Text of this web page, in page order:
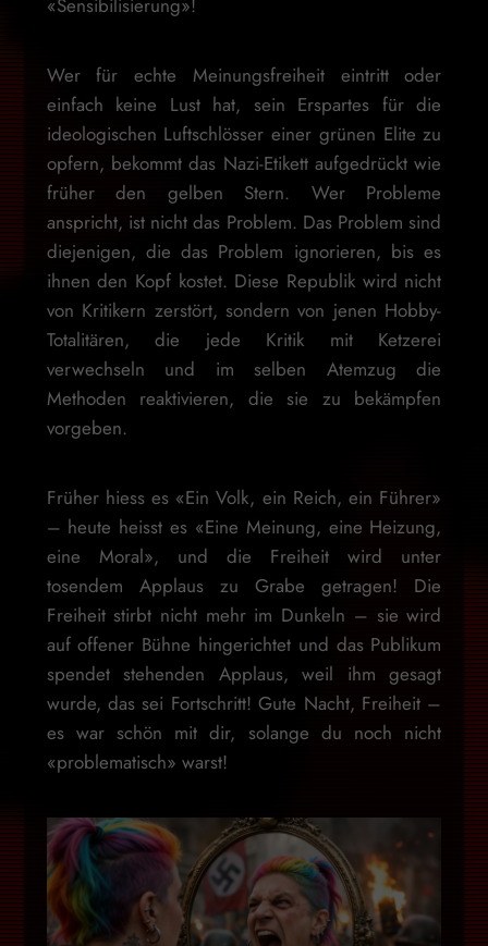
«Sensibilisierung»!
Wer für echte Meinungsfreiheit eintritt oder
einfach keine Lust hat, sein Erspartes für die
ideologischen Luftschlösser einer grünen Elite zu
opfern, bekommt das Nazi-Etikett aufgedrückt wie
früher den gelben Stern. Wer Probleme
anspricht, ist nicht das Problem. Das Problem sind
diejenigen, die das Problem ignorieren, bis es
ihnen den Kopf kostet. Diese Republik wird nicht
von Kritikern zerstört, sondern von jenen Hobby-
Totalitären, die jede Kritik mit Ketzerei
verwechseln und im selben Atemzug die
Methoden reaktivieren, die sie zu bekämpfen
vorgeben.
Früher hiess es «Ein Volk, ein Reich, ein Führer»
– heute heisst es «Eine Meinung, eine Heizung,
eine Moral», und die Freiheit wird unter
tosendem Applaus zu Grabe getragen! Die
Freiheit stirbt nicht mehr im Dunkeln – sie wird
auf offener Bühne hingerichtet und das Publikum
spendet stehenden Applaus, weil ihm gesagt
wurde, das sei Fortschritt! Gute Nacht, Freiheit –
es war schön mit dir, solange du noch nicht
«problematisch» warst!